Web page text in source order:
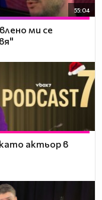
55:04
ми се
актьор в